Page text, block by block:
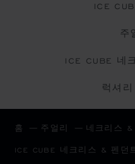
ICE
주
ICE CUBE 네
럭셔리
홈 주얼리 네크리스 &
ICE CUBE 네크리스 & 펜던